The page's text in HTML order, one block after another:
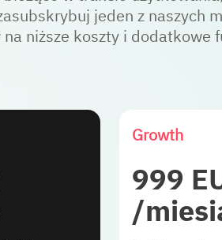
jeden z naszych
na niższe koszty i dodatkowe
Growth
999
/